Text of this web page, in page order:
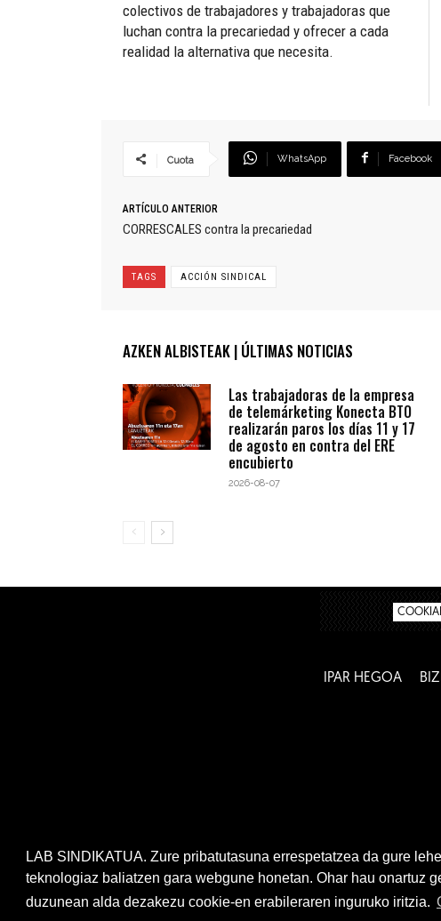
colectivos de trabajadores y trabajadoras que
luchan contra la precariedad y ofrecer a cada
realidad la alternativa que necesita.
Cuota WhatsApp Facebook
ARTÍCULO ANTERIOR
CORRESCALES contra la precariedad
TAGS ACCIÓN SINDICAL
AZKEN ALBISTEAK | ÚLTIMAS NOTICIAS
Las trabajadoras de la empresa
de telemárketing Konecta BTO
realizarán paros los días 11 y 17
de agosto en contra del ERE
encubierto
2026-08-07
IPAR HEGOA
LAB SINDIKATUA. Zure pribatutasuna errespetatzea da gure
teknologiaz baliatzen gara webgune honetan. Ohar hau onartuz
duzunean alda dezakezu cookie-en erabileraren inguruko iritzia.